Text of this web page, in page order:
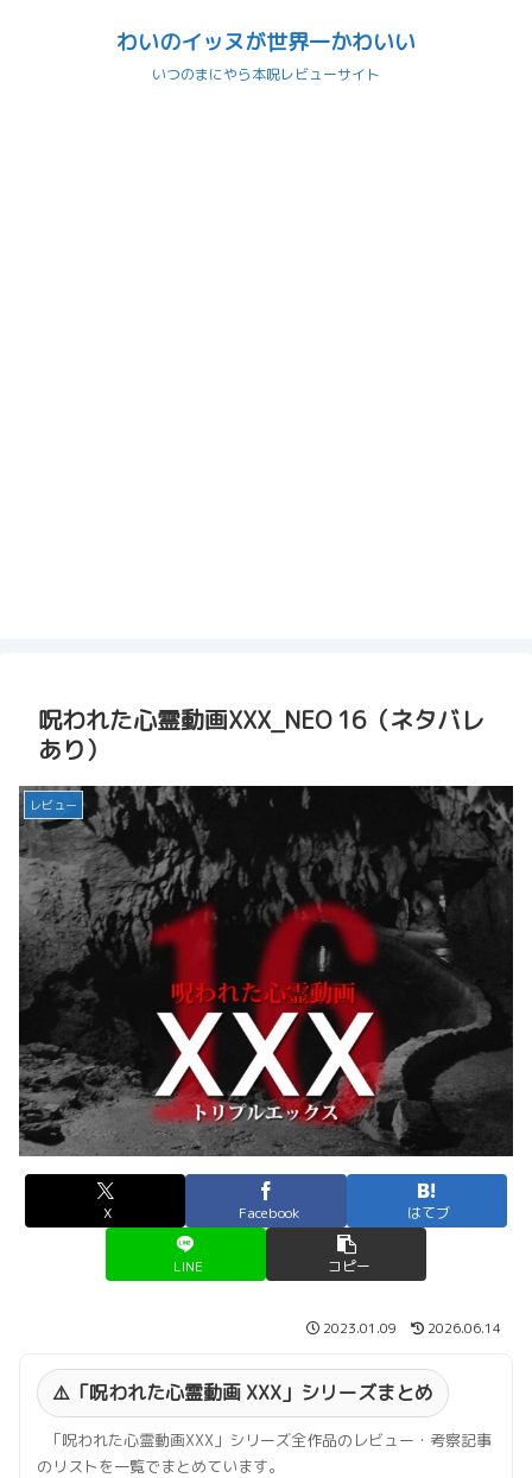
わいのイッヌが世界一かわいい
いつのまにやら本呪レビューサイト
呪われた心霊動画XXX_NEO 16（ネタバレ
あり）
レビュー
X Facebook はてブ
LINE コピー
2023.01.09 2026.06.14
⚠️「呪われた心霊動画 XXX」シリーズまとめ
「呪われた心霊動画XXX」シリーズ全作品のレビュー・考察記事
のリストを一覧でまとめています。